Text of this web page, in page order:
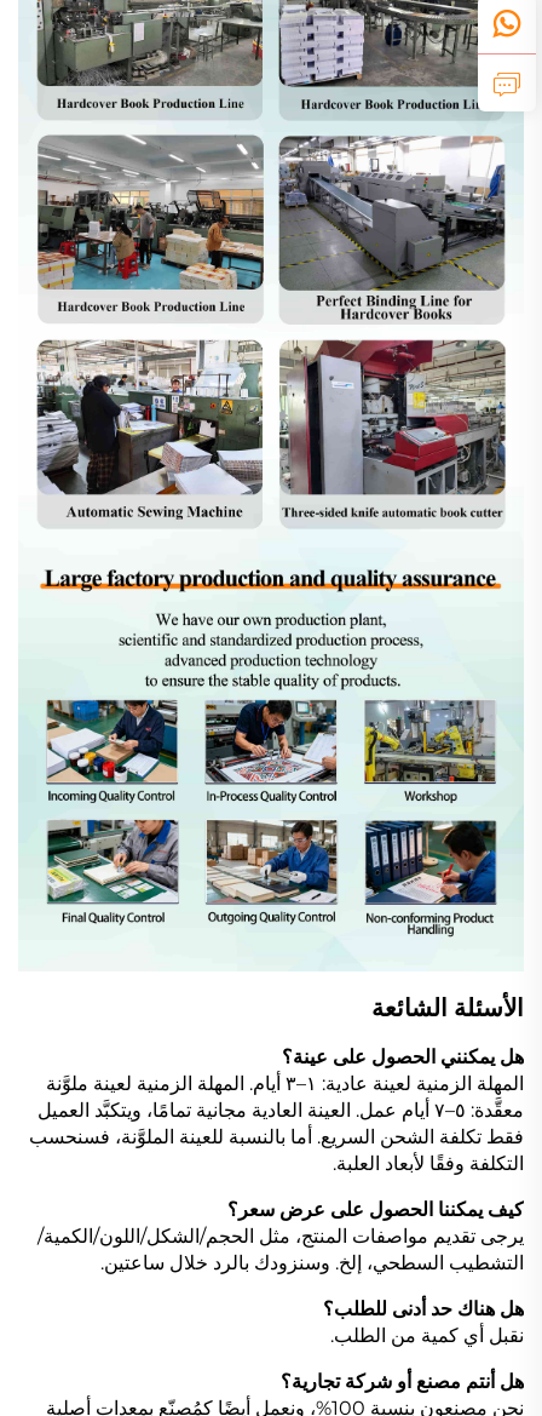
الأسئلة الشائعة
هل يمكنني الحصول على عينة؟
المهلة الزمنية لعينة عادية: ١–٣ أيام. المهلة الزمنية لعينة ملوَّنة
معقَّدة: ٥–٧ أيام عمل. العينة العادية مجانية تمامًا، ويتكبَّد العميل
فقط تكلفة الشحن السريع. أما بالنسبة للعينة الملوَّنة، فسنحسب
التكلفة وفقًا لأبعاد العلبة.
كيف يمكننا الحصول على عرض سعر؟
يرجى تقديم مواصفات المنتج، مثل الحجم/الشكل/اللون/الكمية/
التشطيب السطحي، إلخ. وسنزودك بالرد خلال ساعتين.
هل هناك حد أدنى للطلب؟
نقبل أي كمية من الطلب.
هل أنتم مصنع أو شركة تجارية؟
نحن مصنعون بنسبة 100%، ونعمل أيضًا كمُصنّع بمعدات أصلية